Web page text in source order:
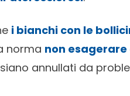
i bianchi con le
norma non esagerare
annullati da